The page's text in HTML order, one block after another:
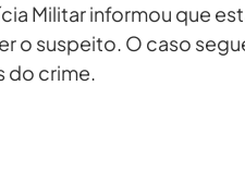
Militar informou que
o suspeito. O caso
do crime.